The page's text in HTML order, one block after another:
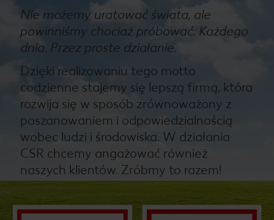
Pływający pasek boczny
Compliance
My dla Ciebie
Marki własne Kauflandu
Nieruchomości
Wynajem powierzchni i reklama
Ekspansja
Działki na sprzedaż
Inwestycje
Nie możemy uratować świata, ale
powinniśmy chociaż próbować. Każdego
dnia. Przez proste działanie.
Dzięki realizowaniu tego motto
codzienne stajemy się lepszą firmą, która
rozwija się w sposób zrównoważony z
poszanowaniem i odpowiedzialnością
wobec ludzi i środowiska. W działania
CSR chcemy angażować również
naszych klientów. Zróbmy to razem!